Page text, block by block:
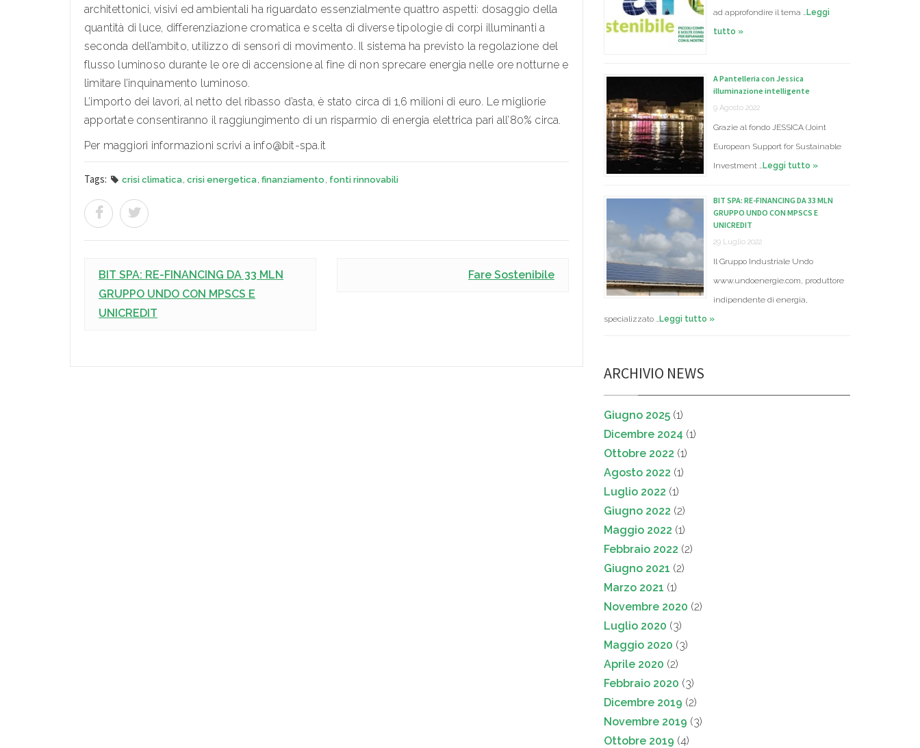
architettonici, visivi ed ambientali ha riguardato essenzialmente quattro aspetti: dosaggio della
quantità di luce, differenziazione cromatica e scelta di diverse tipologie di corpi illuminanti a
seconda dell’ambito, utilizzo di sensori di movimento. Il sistema ha previsto la regolazione del
flusso luminoso durante le ore di accensione al fine di non sprecare energia nelle ore notturne e
limitare l’inquinamento luminoso.
L’importo dei lavori, al netto del ribasso d’asta, è stato circa di 1,6 milioni di euro. Le migliorie
apportate consentiranno il raggiungimento di un risparmio di energia elettrica pari all’80% circa.
Per maggiori informazioni scrivi a info@bit-spa.it
Tags: crisi climatica, crisi energetica, finanziamento, fonti rinnovabili
BIT SPA: RE-FINANCING DA 33 MLN
GRUPPO UNDO CON MPSCS E
UNICREDIT
Fare Sostenibile
ad approfondire il tema …Leggi
tutto »
A Pantelleria con Jessica
illuminazione intelligente
9 Agosto 2022
Grazie al fondo JESSICA (Joint
European Support for Sustainable
Investment …Leggi tutto »
BIT SPA: RE-FINANCING DA 33 MLN
GRUPPO UNDO CON MPSCS E
UNICREDIT
29 Luglio 2022
Il Gruppo Industriale Undo
www.undoenergie.com, produttore
indipendente di energia,
specializzato …Leggi tutto »
ARCHIVIO NEWS
Giugno 2025 (1)
Dicembre 2024 (1)
Ottobre 2022 (1)
Agosto 2022 (1)
Luglio 2022 (1)
Giugno 2022 (2)
Maggio 2022 (1)
Febbraio 2022 (2)
Giugno 2021 (2)
Marzo 2021 (1)
Novembre 2020 (2)
Luglio 2020 (3)
Maggio 2020 (3)
Aprile 2020 (2)
Febbraio 2020 (3)
Dicembre 2019 (2)
Novembre 2019 (3)
Ottobre 2019 (4)